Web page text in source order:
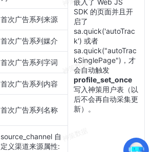
嵌入了 Web JS
SDK 的页面并且开
启了
sa.quick('autoTrac
k') 或者
sa.quick("autoTrac
kSinglePage")，才
会自动触发
profile_set_once
写入神策用户表（以
后不会再自动采集更
新）。
首次广告系列来源
首次广告系列媒介
首次广告系列字词
首次广告系列内容
首次广告系列名称
source_channel 自
定义渠道来源属性: